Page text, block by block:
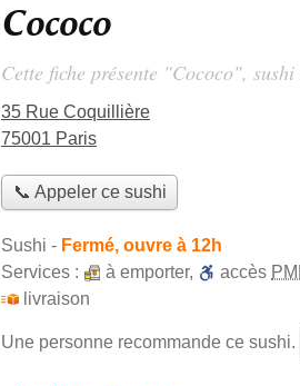
Cococo
Cette fiche présente "Cococo", sushi
35 Rue Coquillière
75001 Paris
📞 Appeler ce sushi
Sushi - Fermé, ouvre à 12h
Services :
à emporter, accès
livraison
Une personne recommande ce sushi.